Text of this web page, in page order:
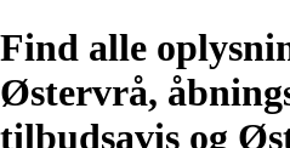
Find alle
Østervrå,
tilbudsavis og